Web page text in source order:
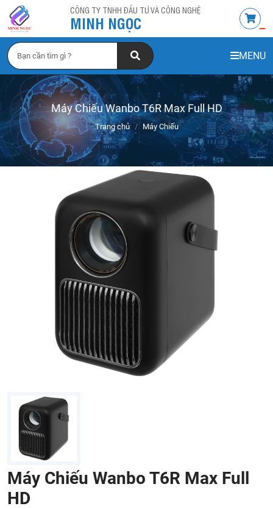
CÔNG TY TNHH ĐẦU TƯ VÀ CÔNG NGHỆ
MINH NGỌC
MENU
Máy Chiếu Wanbo T6R Max Full HD
Trang chủ Máy Chiếu
Máy Chiếu Wanbo T6R Max Full
HD